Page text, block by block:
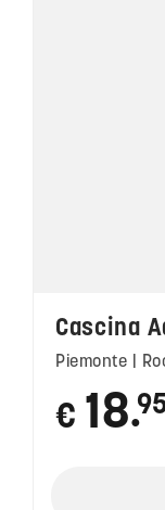
Cascina
Piemonte |
€ 18●